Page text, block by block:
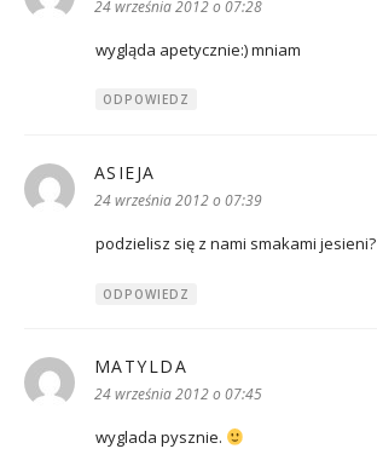
24 września 2012 o 07:28
wygląda apetycznie:) mniam
ODPOWIEDZ
ASIEJA
24 września 2012 o 07:39
podzielisz się z nami smakami jesieni?
ODPOWIEDZ
MATYLDA
24 września 2012 o 07:45
wyglada pysznie.